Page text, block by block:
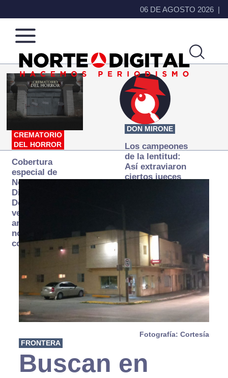
06 DE AGOSTO 2026
Norte
de
Ciudad
Más
que
noticias,
hacemos periodismo
CREMATORIO
DEL HORROR
Cobertura
especial de
Norte
Digital:
Donde la
verdad
arde… pero
no se
consume
DON MIRONE
Los campeones
de la lentitud:
Así extraviaron
ciertos jueces
Fotografía: Cortesía
FRONTERA
Buscan en